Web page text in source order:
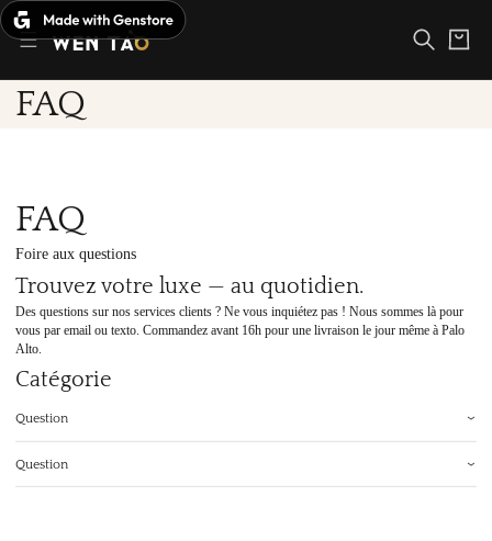
Passer
au
contenu
Panier
FAQ
FAQ
Foire aux questions
Trouvez votre luxe — au quotidien.
Des questions sur nos services clients ? Ne vous inquiétez pas ! Nous sommes là pour
vous par email ou texto. Commandez avant 16h pour une livraison le jour même à Palo
Alto.
Catégorie
Question
Question